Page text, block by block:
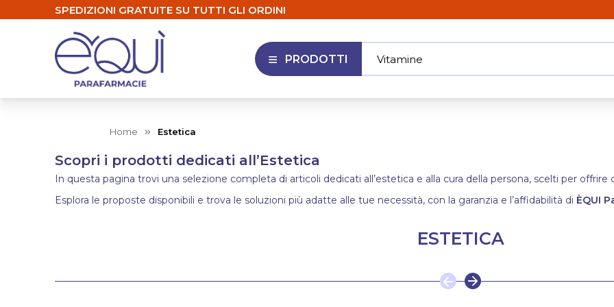
SPEDIZIONI GRATUITE SU TUTTI GLI ORDINI
APRI MENU
PRODOTTI V|
Home Estetica
Scopri i prodotti dedicati all’Estetica
In questa pagina trovi una selezione completa di articoli dedicati all’estetica e alla cura della persona, scelti per
Esplora le proposte disponibili e trova le soluzioni più adatte alle tue necessità, con la garanzia e l’affidabilità di ÈQUI
ESTETICA